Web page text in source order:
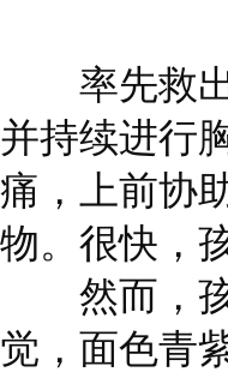
率先救出
并持续进行
痛，上前协
物。很快，
然而，孩
觉，面色青